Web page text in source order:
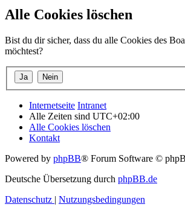
Alle Cookies löschen
Bist du dir sicher, dass du alle Cookies des
möchtest?
Internetseite Intranet
Alle Zeiten sind UTC+02:00
Alle Cookies löschen
Kontakt
Powered by phpBB® Forum Software ©
Deutsche Übersetzung durch phpBB.de
Datenschutz | Nutzungsbedingungen